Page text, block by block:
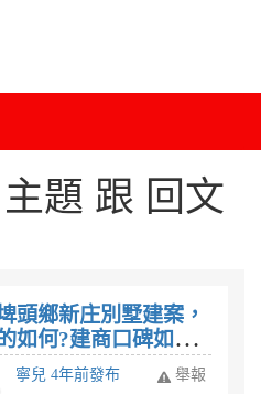
題 跟 回文
頭鄉新庄別墅建案，
如何?建商口碑如
寧兒 4年前發布 舉報